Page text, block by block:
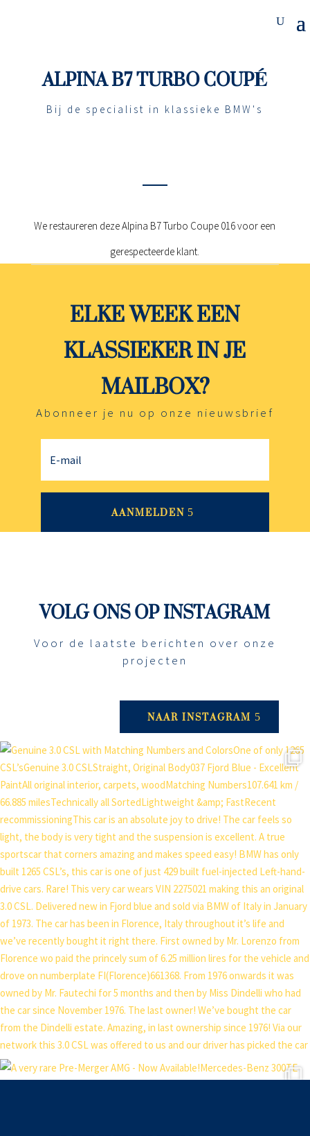
ALPINA B7 TURBO COUPÉ
Bij de specialist in klassieke BMW's
We restaureren deze Alpina B7 Turbo Coupe 016 voor een
gerespecteerde klant.
ELKE WEEK EEN
KLASSIEKER IN JE
MAILBOX?
Abonneer je nu op onze nieuwsbrief
AANMELDEN
VOLG ONS OP INSTAGRAM
Voor de laatste berichten over onze
projecten
NAAR INSTAGRAM